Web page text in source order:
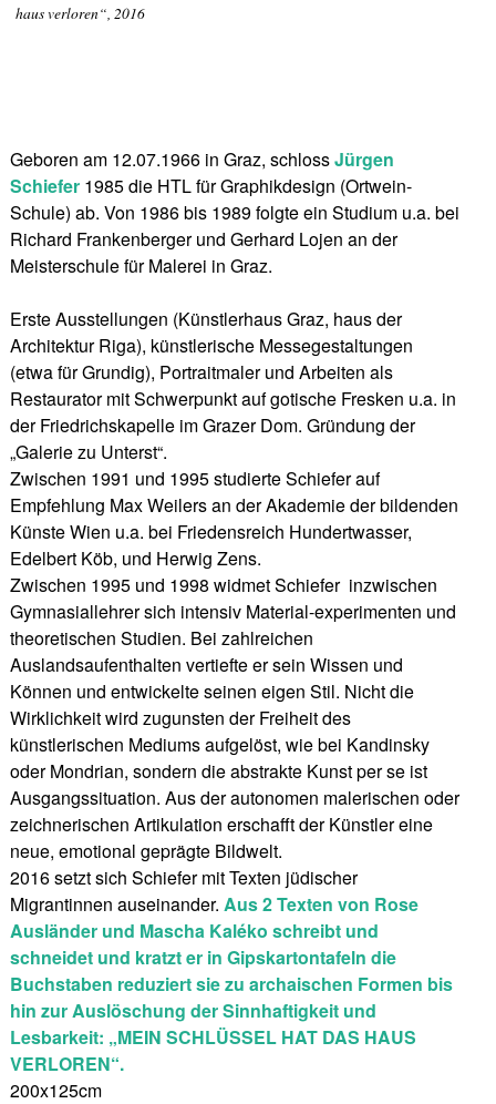
haus verloren“, 2016
Geboren am 12.07.1966 in Graz, schlossJürgen
Schiefer1985 die HTL für Graphikdesign (Ortwein-
Schule) ab. Von 1986 bis 1989 folgte ein Studium u.a. bei
Richard Frankenberger und Gerhard Lojen an der
Meisterschule für Malerei in Graz.
Erste Ausstellungen (Künstlerhaus Graz, haus der
Architektur Riga), künstlerische Messegestaltungen
(etwa für Grundig), Portraitmaler und Arbeiten als
Restaurator mit Schwerpunkt auf gotische Fresken u.a. in
der Friedrichskapelle im Grazer Dom. Gründung der
„Galerie zu Unterst“.
Zwischen 1991 und 1995 studierte Schiefer auf
Empfehlung Max Weilers an der Akademie der bildenden
Künste Wien u.a. bei Friedensreich Hundertwasser,
Edelbert Köb, und Herwig Zens.
Zwischen 1995 und 1998 widmet Schiefer ­ inzwischen
Gymnasiallehrer sich intensiv Material-experimenten und
theoretischen Studien. Bei zahlreichen
Auslandsaufenthalten vertiefte er sein Wissen und
Können und entwickelte seinen eigen Stil. Nicht die
Wirklichkeit wird zugunsten der Freiheit des
künstlerischen Mediums aufgelöst, wie bei Kandinsky
oder Mondrian, sondern die abstrakte Kunst per se ist
Ausgangssituation. Aus der autonomen malerischen oder
zeichnerischen Artikulation erschafft der Künstler eine
neue, emotional geprägte Bildwelt.
2016 setzt sich Schiefer mit Texten jüdischer
Migrantinnen auseinander. Aus 2 Texten von Rose
Ausländer und Mascha Kaléko schreibt und
schneidet und kratzt er in Gipskartontafeln die
Buchstaben reduziert sie zu archaischen Formen bis
hin zur Auslöschung der Sinnhaftigkeit und
Lesbarkeit: „MEIN SCHLÜSSEL HAT DAS HAUS
VERLOREN“.
200x125cm